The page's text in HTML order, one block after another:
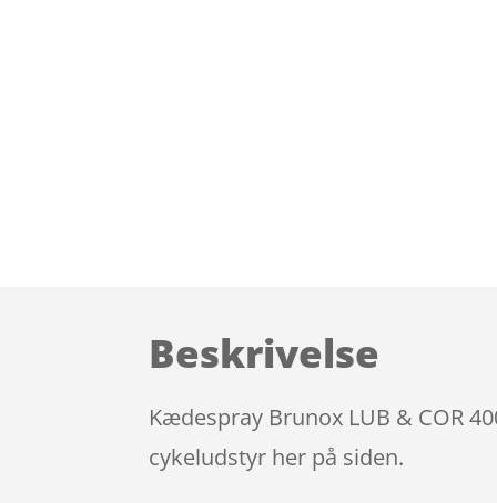
Beskrivelse
Kædespray Brunox LUB & COR
cykeludstyr her på siden.